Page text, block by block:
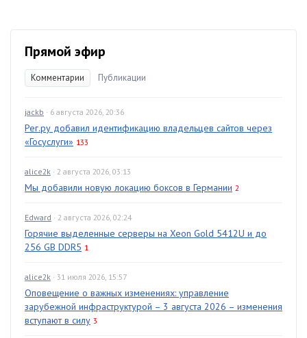
Прямой эфир
Комментарии Публикации
jackb · 6 августа 2026, 20:36
Рег.ру добавил идентификацию владельцев сайтов через
«Госуслуги» 133
alice2k · 2 августа 2026, 03:13
Мы добавили новую локацию боксов в Германии 2
Edward · 2 августа 2026, 02:24
Горячие выделенные серверы на Xeon Gold 5412U и до
256 GB DDR5 1
alice2k · 31 июля 2026, 15:57
Оповещение о важных изменениях: управление
зарубежной инфраструктурой – 3 августа 2026 – изменения
вступают в силу 3